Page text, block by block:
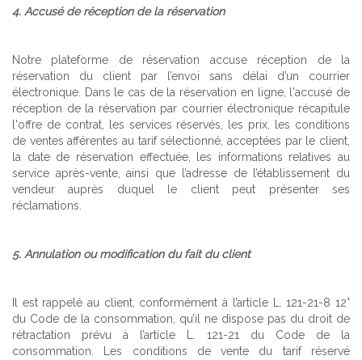
4. Accusé de réception de la réservation
Notre plateforme de réservation accuse réception de la
réservation du client par l’envoi sans délai d’un courrier
électronique. Dans le cas de la réservation en ligne, l'accusé de
réception de la réservation par courrier électronique récapitule
l'offre de contrat, les services réservés, les prix, les conditions
de ventes afférentes au tarif sélectionné, acceptées par le client,
la date de réservation effectuée, les informations relatives au
service après-vente, ainsi que l’adresse de l’établissement du
vendeur auprès duquel le client peut présenter ses
réclamations.
5. Annulation ou modification du fait du client
Il est rappelé au client, conformément à l’article L. 121-21-8 12°
du Code de la consommation, qu’il ne dispose pas du droit de
rétractation prévu à l’article L. 121-21 du Code de la
consommation. Les conditions de vente du tarif réservé